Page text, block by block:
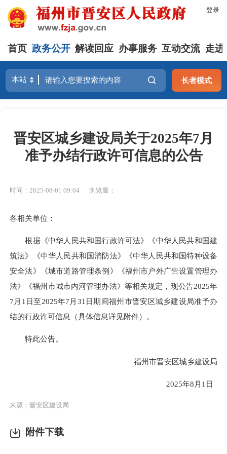
登录
首页 政务公开 解读回应 办事服务 互动交流 走进
长者模式
晋安区城乡建设局关于2025年7月
准予办结行政许可信息的公告
时间：2025-08-01 09:04 浏览量：
各相关单位：
根据《中华人民共和国行政许可法》《中华人民共和国建
筑法》《中华人民共和国消防法》《中华人民共和国特种设备
安全法》《城市道路管理条例》《福州市户外广告设置管理办
法》《福州市城市内河管理办法》等相关规定，现公告2025年
7月1日至2025年7月31日期间福州市晋安区城乡建设局准予办
结的行政许可信息（具体信息详见附件）。
特此公告。
福州市晋安区城乡建设局
2025年8月1日
来源：晋安区建设局
附件下载